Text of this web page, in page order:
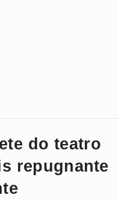
do teatro
repugnante